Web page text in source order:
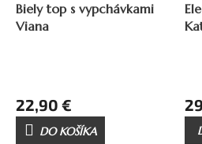
Biely top s vypchávkami
Viana
22,90 €
DO KOŠÍKA